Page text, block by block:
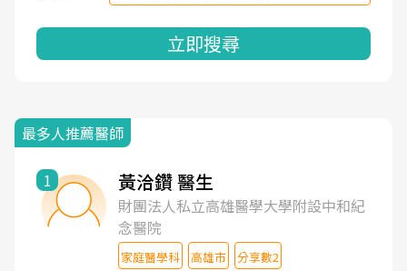
立即搜尋
最多人推薦醫師
1 黃洽鑽 醫生
財團法人私立高雄醫學大學附設中和紀
念醫院
家庭醫學科 高雄市 分享數2